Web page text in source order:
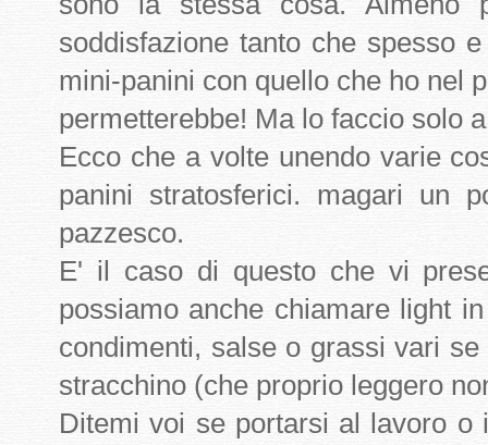
soddisfazione tanto che spesso
mini-panini con quello che ho nel
permetterebbe! Ma lo faccio solo
Ecco che a volte unendo varie
panini stratosferici. magari un
pazzesco.
E' il caso di questo che vi
possiamo anche chiamare light
condimenti, salse o grassi vari
stracchino (che proprio leggero
Ditemi voi se portarsi al lavoro o